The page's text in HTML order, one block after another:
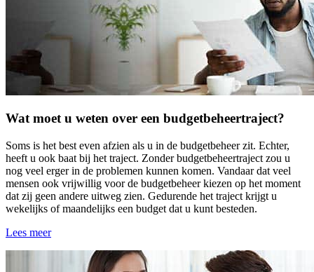
Wat moet u weten over een budgetbeheertraject?
Soms is het best even afzien als u in de budgetbeheer zit. Echter,
heeft u ook baat bij het traject. Zonder budgetbeheertraject zou u
nog veel erger in de problemen kunnen komen. Vandaar dat veel
mensen ook vrijwillig voor de budgetbeheer kiezen op het moment
dat zij geen andere uitweg zien. Gedurende het traject krijgt u
wekelijks of maandelijks een budget dat u kunt besteden.
Lees meer